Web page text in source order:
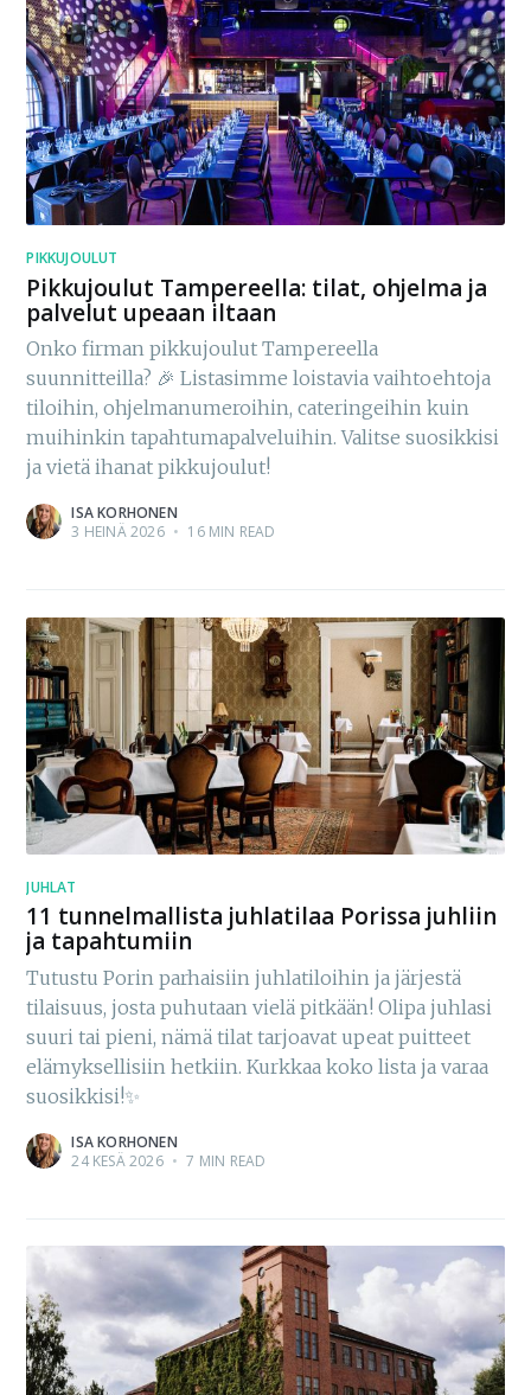
PIKKUJOULUT
Pikkujoulut Tampereella: tilat, ohjelma ja
palvelut upeaan iltaan
Onko firman pikkujoulut Tampereella
suunnitteilla? 🎉 Listasimme loistavia vaihtoehtoja
tiloihin, ohjelmanumeroihin, cateringeihin kuin
muihinkin tapahtumapalveluihin. Valitse suosikkisi
ja vietä ihanat pikkujoulut!
ISA KORHONEN
3 HEINÄ 2026 • 16 MIN READ
JUHLAT
11 tunnelmallista juhlatilaa Porissa juhliin
ja tapahtumiin
Tutustu Porin parhaisiin juhlatiloihin ja järjestä
tilaisuus, josta puhutaan vielä pitkään! Olipa juhlasi
suuri tai pieni, nämä tilat tarjoavat upeat puitteet
elämyksellisiin hetkiin. Kurkkaa koko lista ja varaa
suosikkisi!✨
ISA KORHONEN
24 KESÄ 2026 • 7 MIN READ